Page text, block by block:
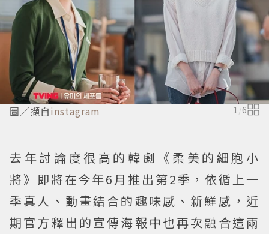
圖／擷自instagram 1 /6
去年討論度很高的韓劇《柔美的細胞小
將》即將在今年6月推出第2季，依循上一
季真人、動畫結合的趣味感、新鮮感，近
期官方釋出的宣傳海報中也再次融合這兩